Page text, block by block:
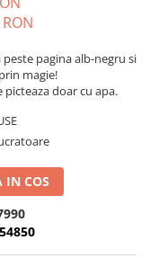
RON
pagina alb-negru si
magie!
doar cu apa.
IN COS